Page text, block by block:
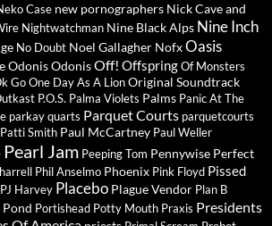
Case new pornographers Nick Cave and
Nightwatchman Nine Black Alps Nine Inch
No Doubt Noel Gallagher NofxOasis
Odonis OdonisOff! OffspringOf Monsters
GoOne Day As A LionOriginal Soundtrack
P.O.S. Palma Violets Palms Panic At The
parkay quarts Parquet Courts parquetcourts
Patti Smith Paul McCartney Paul Weller
Pearl Jam Peeping Tom Pennywise Perfect
Phil Anselmo Phoenix Pink Floyd Pissed
PJ Harvey Placebo Plague Vendor Plan B
Pond Portishead Potty Mouth Praxis Presidents